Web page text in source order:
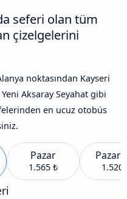
seferi olan tüm
çizelgelerini
noktasından Kayseri
Aksaray Seyahat gibi
en ucuz otobüs
Pazar
1.565 ₺ 1.520